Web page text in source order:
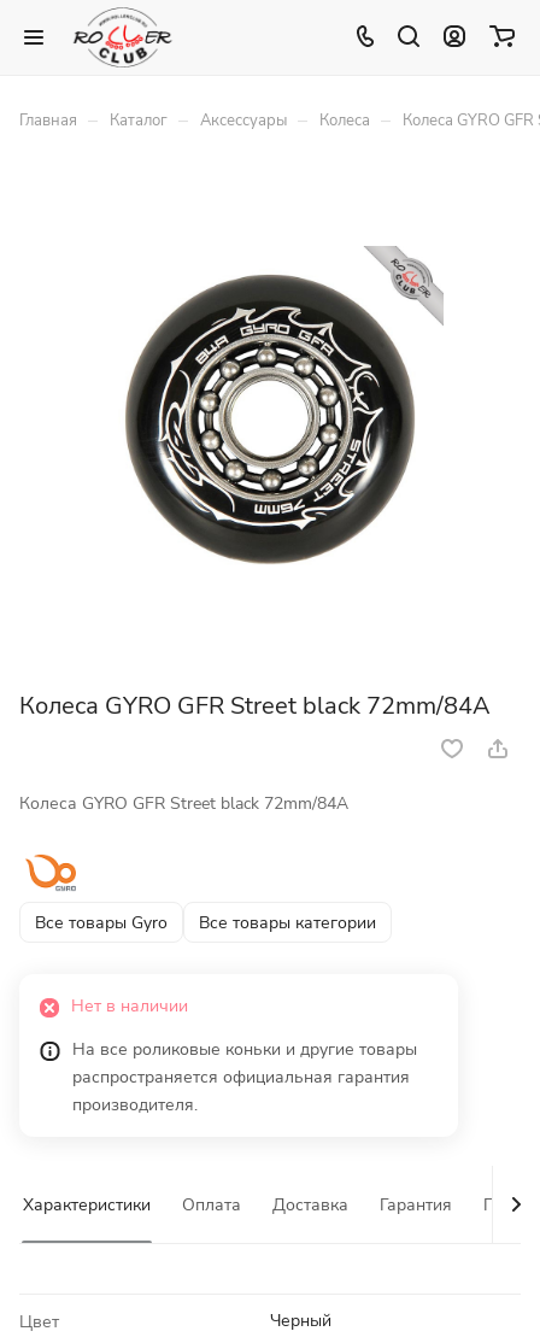
Главная – Каталог – Аксессуары – Колеса – Колеса GYRO
Колеса GYRO GFR Street black 72mm/84A
Колеса GYRO GFR Street black 72mm/84A
Все товары Gyro Все товары категории
Нет в наличии
На все роликовые коньки и другие товары
распространяется официальная гарантия
производителя.
Характеристики Оплата Доставка Гарантия
Цвет Черный